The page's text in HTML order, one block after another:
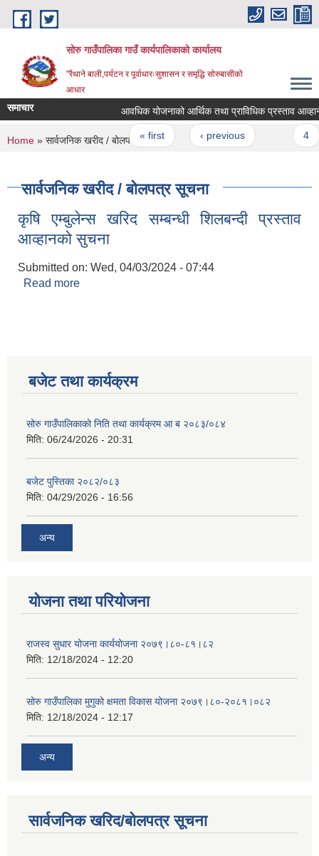
Skip to main content
सोरु गाउँपालिका गाउँ कार्यपालिकाको कार्यालय
"रैथाने बाली,पर्यटन र पूर्वाधारःसुशासन र समृद्धि सोरुबासीको
आधार
समाचार आवधिक योजनाको आर्थिक तथा प्राविधिक प्रस्ताव आव्हान
Pages
« first ‹ previous
You are here
Home » सार्वजनिक खरीद / बोलपत्र सूचना
सार्वजनिक खरीद / बोलपत्र सूचना
कृषि एम्बुलेन्स खरिद सम्बन्धी शिलबन्दी प्रस्ताव
आव्हानको सुचना
Submitted on: Wed, 04/03/2024 - 07:44
Read more
बजेट तथा कार्यक्रम
सोरु गाउँपालिकाको निति तथा कार्यक्रम आ ब २०८३/०८४
मिति: 06/24/2026 - 20:31
बजेट पुस्तिका २०८२/०८३
मिति: 04/29/2026 - 16:56
अन्य
योजना तथा परियोजना
राजस्व सुधार योजना कार्ययोजना २०७९।८०-८१।८२
मिति: 12/18/2024 - 12:20
सोरु गाउँपालिका मुगुको क्षमता विकास योजना २०७९।८०-२०८१।०८२
मिति: 12/18/2024 - 12:17
अन्य
सार्वजनिक खरिद/बोलपत्र सूचना